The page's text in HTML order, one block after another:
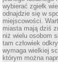
wybierać zgiełk
odnajdzie się w
miejscowości.
miasta mają dziś
niż wielu osobom
tam człowiek
wymaga wielkiej
którym można